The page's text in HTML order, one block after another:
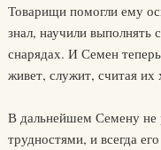
Товарищи помогли ему
знал, научили выполнять
снарядах. И Семен
живет, служит, считая
В дальнейшем Семену не
трудностями, и всегда